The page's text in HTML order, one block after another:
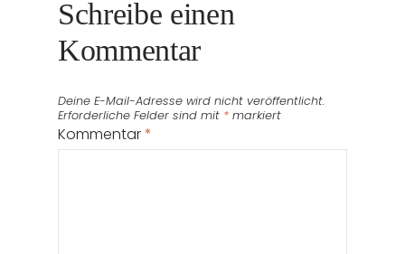
Schreibe einen
Kommentar
Deine E-Mail-Adresse wird nicht veröffentlicht.
Erforderliche Felder sind mit * markiert
Kommentar*